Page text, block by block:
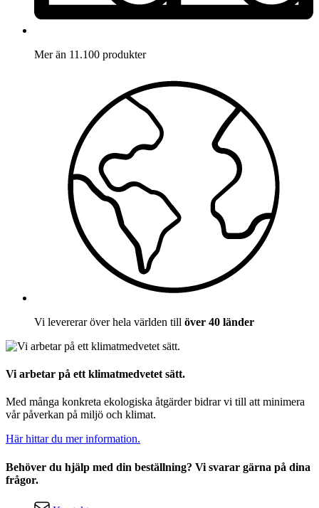
Mer än 11.100 produkter
Vi levererar över hela världen till över 40 länder
Vi arbetar på ett klimatmedvetet sätt.
Med många konkreta ekologiska åtgärder bidrar vi till att minimera
vår påverkan på miljö och klimat.
Här hittar du mer information.
Behöver du hjälp med din beställning? Vi svarar gärna på dina
frågor.